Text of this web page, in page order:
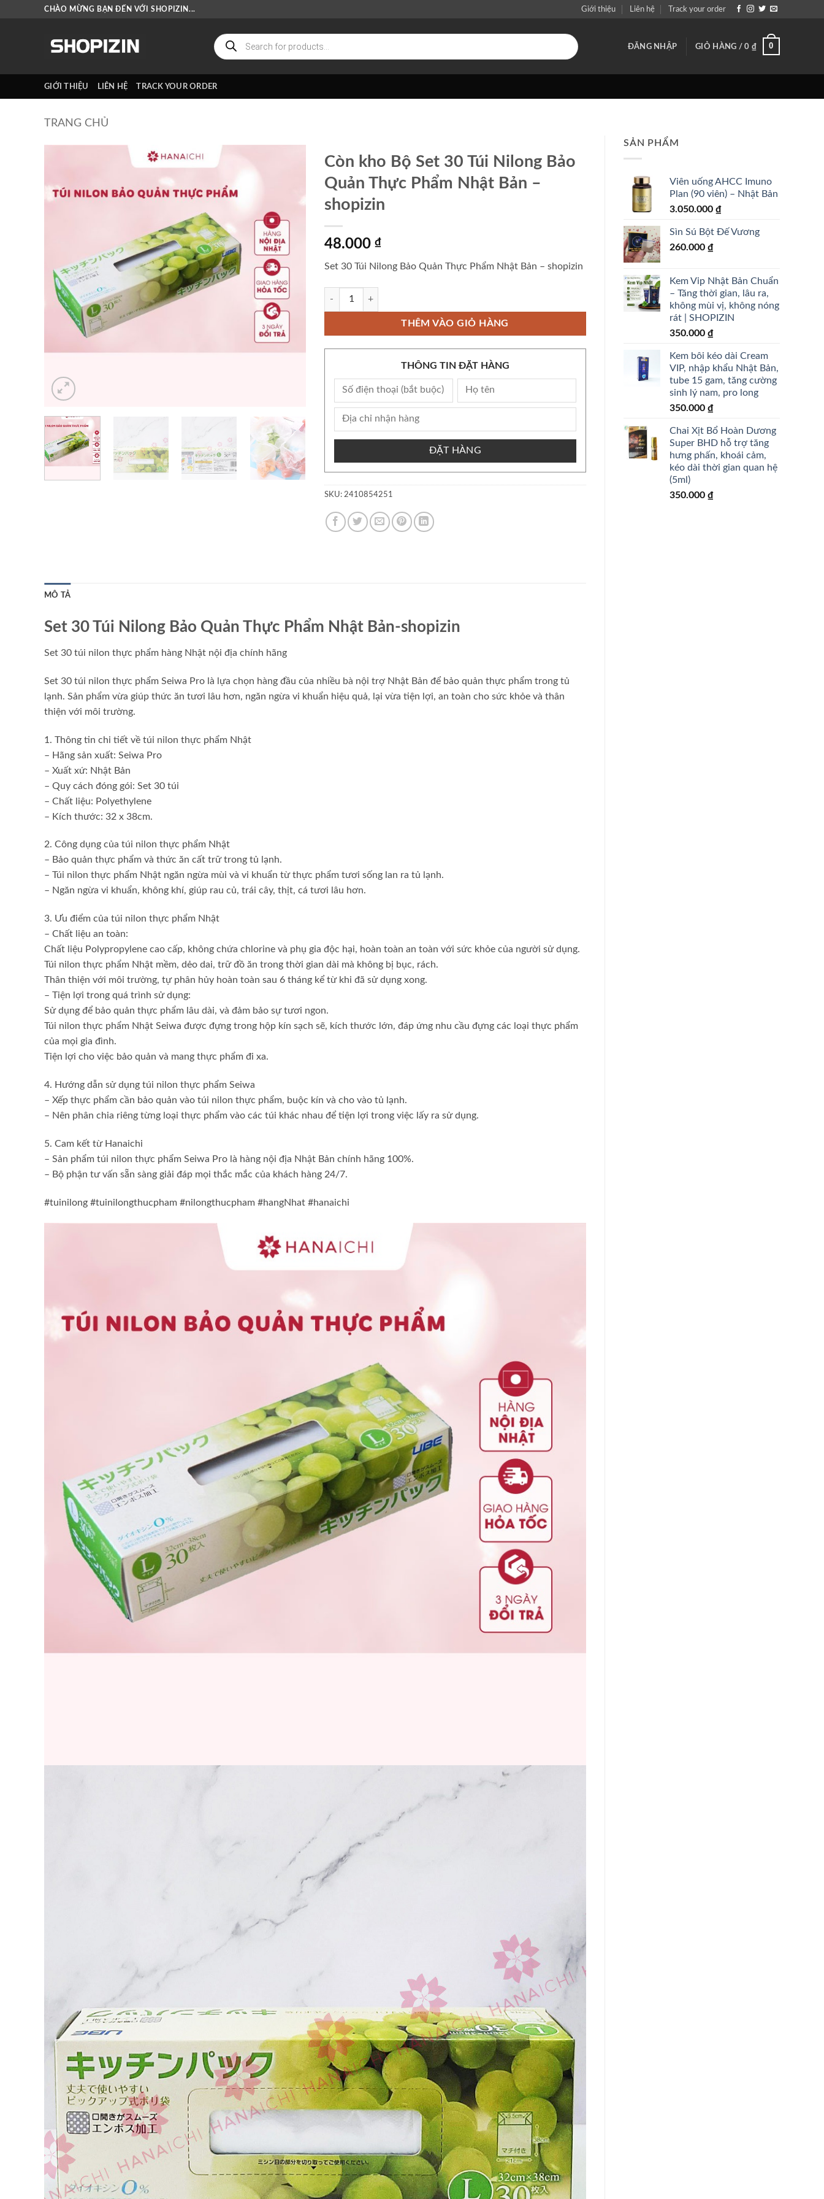
CHÀO MỪNG BẠN ĐẾN VỚI SHOPIZIN... Giới thiệu Liên hệ Track your order
Tìm
kiếm
sản
phẩm
ĐĂNG NHẬP GIỎ HÀNG /0 ₫ 0
GIỚI THIỆU LIÊN HỆ TRACK YOUR ORDER
TRANG CHỦ
SẢN PHẨM
Viên uống AHCC Imuno
Plan (90 viên) – Nhật Bản
3.050.000 ₫
Sìn Sú Bột Đế Vương
260.000 ₫
Kem Vip Nhật Bản Chuẩn
– Tăng thời gian, lâu ra,
không mùi vị, không nóng
rát | SHOPIZIN
350.000 ₫
Kem bôi kéo dài Cream
VIP, nhập khẩu Nhật Bản,
tube 15 gam, tăng cường
sinh lý nam, pro long
350.000 ₫
Chai Xịt Bổ Hoàn Dương
Super BHD hỗ trợ tăng
hưng phấn, khoái cảm,
kéo dài thời gian quan hệ
(5ml)
350.000 ₫
Còn kho Bộ Set 30 Túi Nilong Bảo
Quản Thực Phẩm Nhật Bản –
shopizin
48.000 ₫
Set 30 Túi Nilong Bảo Quản Thực Phẩm Nhật Bản – shopizin
Còn kho Bộ Set 30 Túi Nilong Bảo Quản Thực Phẩm Nhật Bản - shopizin số lượng
THÊM VÀO GIỎ HÀNG
THÔNG TIN ĐẶT HÀNG
ĐẶT HÀNG
SKU: 2410854251
MÔ TẢ
Set 30 Túi Nilong Bảo Quản Thực Phẩm Nhật Bản-shopizin
Set 30 túi nilon thực phẩm hàng Nhật nội địa chính hãng
Set 30 túi nilon thực phẩm Seiwa Pro là lựa chọn hàng đầu của nhiều bà nội trợ Nhật Bản để bảo quản thực phẩm trong tủ
lạnh. Sản phẩm vừa giúp thức ăn tươi lâu hơn, ngăn ngừa vi khuẩn hiệu quả, lại vừa tiện lợi, an toàn cho sức khỏe và thân
thiện với môi trường.
1. Thông tin chi tiết về túi nilon thực phẩm Nhật
– Hãng sản xuất: Seiwa Pro
– Xuất xứ: Nhật Bản
– Quy cách đóng gói: Set 30 túi
– Chất liệu: Polyethylene
– Kích thước: 32 x 38cm.
2. Công dụng của túi nilon thực phẩm Nhật
– Bảo quản thực phẩm và thức ăn cất trữ trong tủ lạnh.
– Túi nilon thực phẩm Nhật ngăn ngừa mùi và vi khuẩn từ thực phẩm tươi sống lan ra tủ lạnh.
– Ngăn ngừa vi khuẩn, không khí, giúp rau củ, trái cây, thịt, cá tươi lâu hơn.
3. Ưu điểm của túi nilon thực phẩm Nhật
– Chất liệu an toàn:
Chất liệu Polypropylene cao cấp, không chứa chlorine và phụ gia độc hại, hoàn toàn an toàn với sức khỏe của người sử dụng.
Túi nilon thực phẩm Nhật mềm, dẻo dai, trữ đồ ăn trong thời gian dài mà không bị bục, rách.
Thân thiện với môi trường, tự phân hủy hoàn toàn sau 6 tháng kể từ khi đã sử dụng xong.
– Tiện lợi trong quá trình sử dụng:
Sử dụng để bảo quản thực phẩm lâu dài, và đảm bảo sự tươi ngon.
Túi nilon thực phẩm Nhật Seiwa được đựng trong hộp kín sạch sẽ, kích thước lớn, đáp ứng nhu cầu đựng các loại thực phẩm
của mọi gia đình.
Tiện lợi cho việc bảo quản và mang thực phẩm đi xa.
4. Hướng dẫn sử dụng túi nilon thực phẩm Seiwa
– Xếp thực phẩm cần bảo quản vào túi nilon thực phẩm, buộc kín và cho vào tủ lạnh.
– Nên phân chia riêng từng loại thực phẩm vào các túi khác nhau để tiện lợi trong việc lấy ra sử dụng.
5. Cam kết từ Hanaichi
– Sản phẩm túi nilon thực phẩm Seiwa Pro là hàng nội địa Nhật Bản chính hãng 100%.
– Bộ phận tư vấn sẵn sàng giải đáp mọi thắc mắc của khách hàng 24/7.
#tuinilong #tuinilongthucpham #nilongthucpham #hangNhat #hanaichi